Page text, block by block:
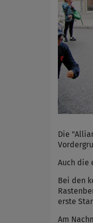
Die
Auch die
Bei den
erste
Am